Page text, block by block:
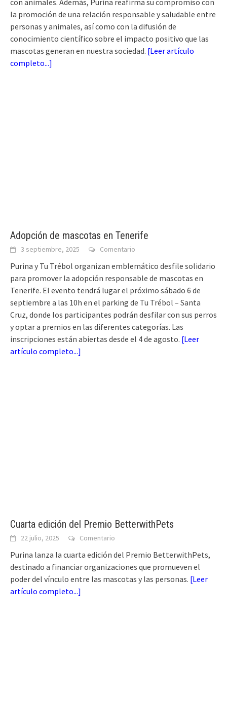
la promoción de una relación responsable y saludable entre
personas y animales, así como con la difusión de
conocimiento científico sobre el impacto positivo que las
mascotas generan en nuestra sociedad. [Leer artículo
completo...]
Adopción de mascotas en Tenerife
3 septiembre, 2025 Comentario
Purina y Tu Trébol organizan emblemático desfile solidario
para promover la adopción responsable de mascotas en
Tenerife. El evento tendrá lugar el próximo sábado 6 de
septiembre a las 10h en el parking de Tu Trébol – Santa
Cruz, donde los participantes podrán desfilar con sus perros
y optar a premios en las diferentes categorías. Las
inscripciones están abiertas desde el 4 de agosto. [Leer
artículo completo...]
Cuarta edición del Premio BetterwithPets
22 julio, 2025 Comentario
Purina lanza la cuarta edición del Premio BetterwithPets,
destinado a financiar organizaciones que promueven el
poder del vínculo entre las mascotas y las personas. [Leer
artículo completo...]